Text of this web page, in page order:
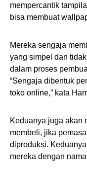
mempercantik
bisa membuat
Mereka sengaja
yang simpel dan
dalam proses
“Sengaja dibentuk
toko online,” kata
Keduanya juga akan
membeli, jika
diproduksi.
mereka dengan